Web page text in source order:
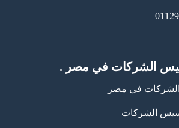
الشركات في مصر .
في مصر
الشركات